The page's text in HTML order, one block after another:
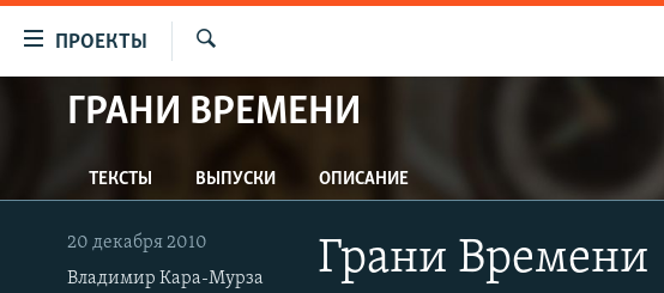
упрощенного
Вернуться
к
основному
содержанию
ПРОЕКТЫ
ПРОГРАММЫ
АВТОРСКИЕ ПРОЕКТЫ
ЦИТАТЫ СВОБОДЫ
МНЕНИЯ
ГРАНИ ВРЕМЕНИ
ТЕКСТЫ ВЫПУСКИ ОПИСАНИЕ
Грани Времени
20 декабря 2010
Владимир Кара-Мурза